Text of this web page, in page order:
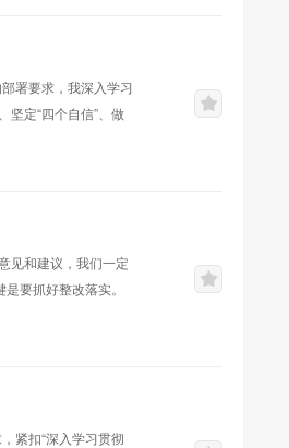
署要求，我深入学习
坚定“四个自信”、做
制定详细的个人学
见和建议，我们一定
要抓好整改落实。
习、担当作为、工
紧扣“深入学习贯彻